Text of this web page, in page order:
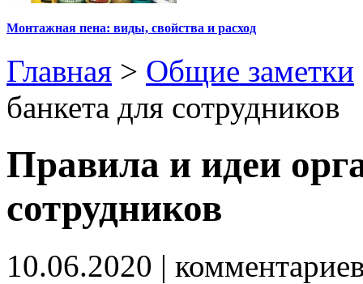
Монтажная пена: виды, свойства и расход
Главная > Общие заметки
банкета для сотрудников
Правила и идеи
сотрудников
10.06.2020 |